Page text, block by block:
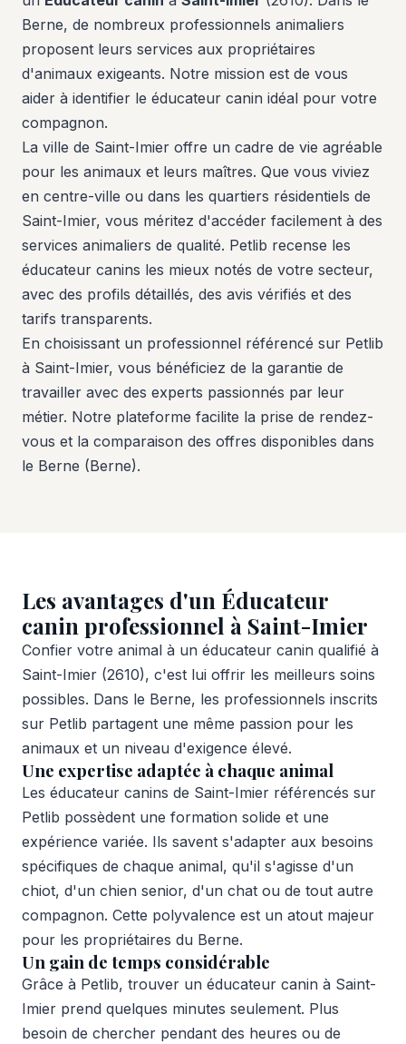
Berne, de nombreux professionnels animaliers
proposent leurs services aux propriétaires
d'animaux exigeants. Notre mission est de vous
aider à identifier le éducateur canin idéal pour votre
compagnon.
La ville de Saint-Imier offre un cadre de vie agréable
pour les animaux et leurs maîtres. Que vous viviez
en centre-ville ou dans les quartiers résidentiels de
Saint-Imier, vous méritez d'accéder facilement à des
services animaliers de qualité. Petlib recense les
éducateur canins les mieux notés de votre secteur,
avec des profils détaillés, des avis vérifiés et des
tarifs transparents.
En choisissant un professionnel référencé sur Petlib
à Saint-Imier, vous bénéficiez de la garantie de
travailler avec des experts passionnés par leur
métier. Notre plateforme facilite la prise de rendez-
vous et la comparaison des offres disponibles dans
le Berne (Berne).
Les avantages d'un Éducateur
canin professionnel à Saint-Imier
Confier votre animal à un éducateur canin qualifié à
Saint-Imier (2610), c'est lui offrir les meilleurs soins
possibles. Dans le Berne, les professionnels inscrits
sur Petlib partagent une même passion pour les
animaux et un niveau d'exigence élevé.
Une expertise adaptée à chaque animal
Les éducateur canins de Saint-Imier référencés sur
Petlib possèdent une formation solide et une
expérience variée. Ils savent s'adapter aux besoins
spécifiques de chaque animal, qu'il s'agisse d'un
chiot, d'un chien senior, d'un chat ou de tout autre
compagnon. Cette polyvalence est un atout majeur
pour les propriétaires du Berne.
Un gain de temps considérable
Grâce à Petlib, trouver un éducateur canin à Saint-
Imier prend quelques minutes seulement. Plus
besoin de chercher pendant des heures ou de